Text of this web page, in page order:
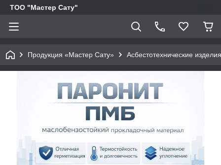
ТОО "Мастер Сату"
Продукция «Мастер Сату» Асбестотехнические изделия